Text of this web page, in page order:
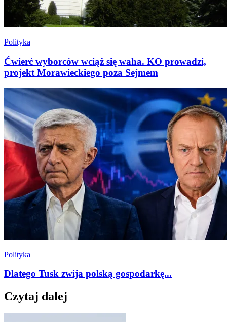
Polityka
Ćwierć wyborców wciąż się waha. KO prowadzi,
projekt Morawieckiego poza Sejmem
Polityka
Dlatego Tusk zwija polską gospodarkę...
Czytaj dalej